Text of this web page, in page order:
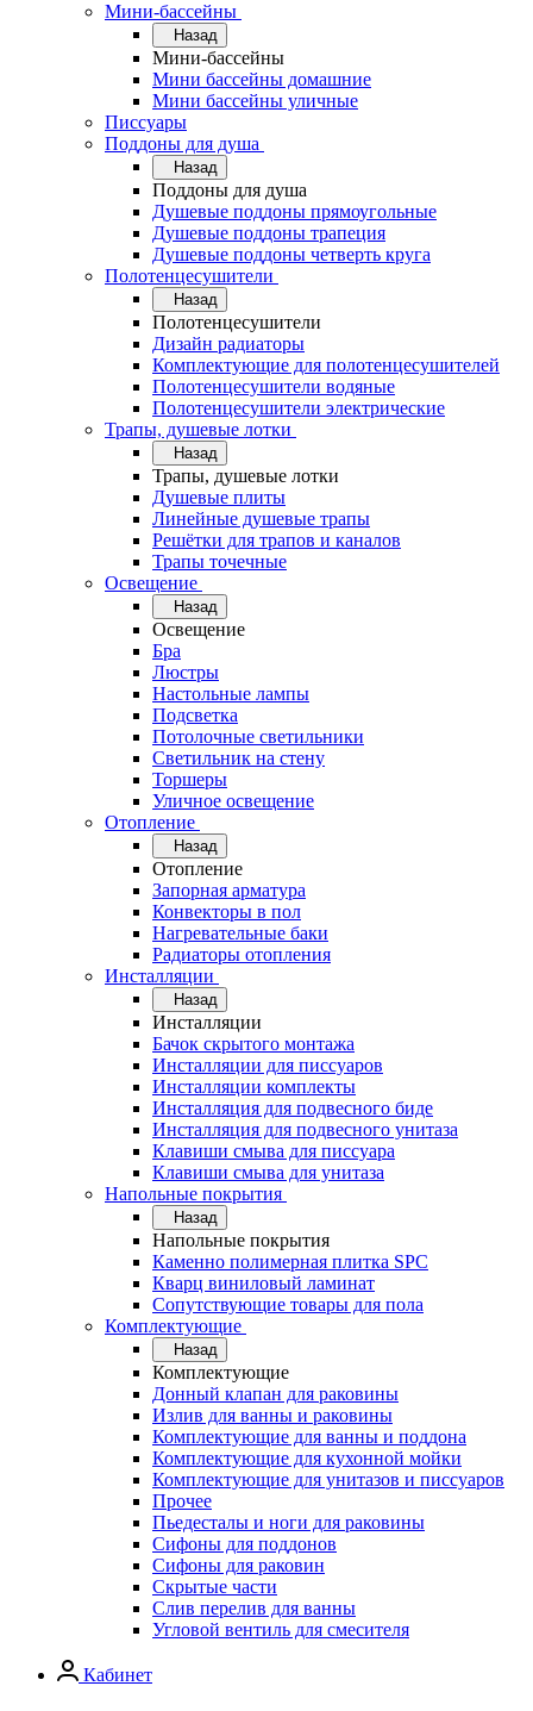
Мини-бассейны
Назад
Мини-бассейны
Мини бассейны домашние
Мини бассейны уличные
Писсуары
Поддоны для душа
Назад
Поддоны для душа
Душевые поддоны прямоугольные
Душевые поддоны трапеция
Душевые поддоны четверть круга
Полотенцесушители
Назад
Полотенцесушители
Дизайн радиаторы
Комплектующие для полотенцесушителей
Полотенцесушители водяные
Полотенцесушители электрические
Трапы, душевые лотки
Назад
Трапы, душевые лотки
Душевые плиты
Линейные душевые трапы
Решётки для трапов и каналов
Трапы точечные
Освещение
Назад
Освещение
Бра
Люстры
Настольные лампы
Подсветка
Потолочные светильники
Светильник на стену
Торшеры
Уличное освещение
Отопление
Назад
Отопление
Запорная арматура
Конвекторы в пол
Нагревательные баки
Радиаторы отопления
Инсталляции
Назад
Инсталляции
Бачок скрытого монтажа
Инсталляции для писсуаров
Инсталляции комплекты
Инсталляция для подвесного биде
Инсталляция для подвесного унитаза
Клавиши смыва для писсуара
Клавиши смыва для унитаза
Напольные покрытия
Назад
Напольные покрытия
Каменно полимерная плитка SPC
Кварц виниловый ламинат
Сопутствующие товары для пола
Комплектующие
Назад
Комплектующие
Донный клапан для раковины
Излив для ванны и раковины
Комплектующие для ванны и поддона
Комплектующие для кухонной мойки
Комплектующие для унитазов и писсуаров
Прочее
Пьедесталы и ноги для раковины
Сифоны для поддонов
Сифоны для раковин
Скрытые части
Слив перелив для ванны
Угловой вентиль для смесителя
Кабинет